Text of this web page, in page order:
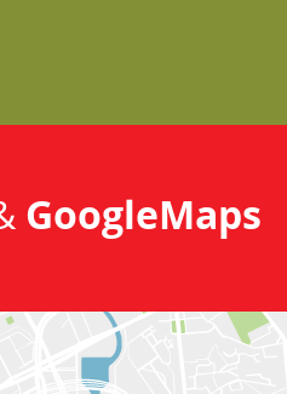
GoogleMaps